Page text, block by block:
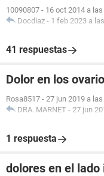
10090807 - 16 oct 2014 a
Docdiaz - 1 feb 2023 a
41 respuestas
Dolor en los
Rosa8517 - 27 jun 2019 a
DRA. MARNET - 27 jun
1 respuesta
dolores en el